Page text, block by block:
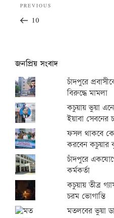
navigation
Previous
Post
PREVIOUS
10
জনপ্রিয় সংবাদ
চাঁদপুরে
বিরুদ্ধে মামলা
কচুয়ায় ভুয়া
ইয়াবা সেবনের
ফসল থাকবে
করবেন কচুয়ার
চাঁদপুরে
কর্মকর্তা
কচুয়ায় তীব্র
চরম ভোগান্তি
মতলবের ভুয়া